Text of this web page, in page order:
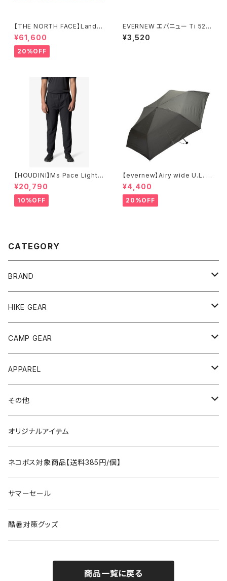
【THE NORTH FACE】Lander
4
¥61,600
20%OFF
EVERNEW エバニュー Ti 520
cup NH
¥3,520
【HOUDINI】Ms Pace Light P
ants
¥20,790
10%OFF
【evernew】Airy wide U.L. u
mbrella
¥4,400
20%OFF
CATEGORY
BRAND
andwander
ANOBA
AO COOLERS
asobito
AS2OV
AXESQUIN
Ballistics
BEDROCK SANDALS
HIKE GEAR
テント、シェルター
バックパック
ポーチ／サコッシュ
ストレージ
パッキングアクセサリー
スリーピングギア
クッキングギア
CAMP GEAR
テント、タープ
テント、シェルター
タープ
スリーピングギア
寝袋
マット
テーブル、チェア
テーブル
チェア
ランタン、ライト
燃料ランタン
LEDライト
焚火台／薪ストーブ
焚火台
暖房器具
APPAREL
トップス
ボトムス
アンダーウェア
ハンドウェア
ヘッドギア
その他
遊び
フィッシング
ラジコン
ケア用品
雑貨
アウトレット
オリジナルアイテム
ネコポス対象商品【送料385円/個】
サマーセール
酷暑対策グッズ
商品一覧に戻る